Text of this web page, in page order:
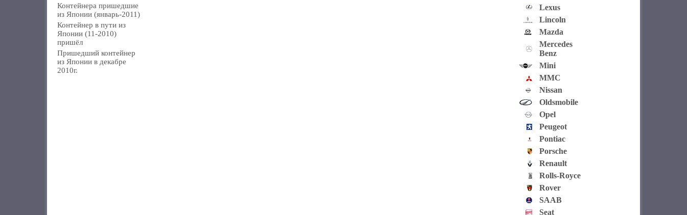
Контейнера пришедшие
из Японии (январь-2011)
Контейнер в пути из
Японии (11-2010)
пришёл
Пришедший контейнер
из Японии в декабре
2010г.
Lexus
Lincoln
Mazda
Mercedes
Benz
Mini
MMC
Nissan
Oldsmobile
Opel
Peugeot
Pontiac
Porsche
Renault
Rolls-Royce
Rover
SAAB
Seat